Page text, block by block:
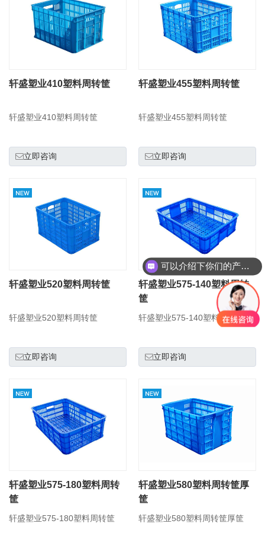
轩盛塑业410塑料周转筐
轩盛塑业410塑料周转筐
立即咨询
轩盛塑业455塑料周转筐
轩盛塑业455塑料周转筐
立即咨询
轩盛塑业520塑料周转筐
轩盛塑业520塑料周转筐
立即咨询
轩盛塑业575-140塑料周转
筐
轩盛塑业575-140塑料周转筐
立即咨询
轩盛塑业575-180塑料周转
筐
轩盛塑业575-180塑料周转筐
轩盛塑业580塑料周转筐厚
筐
轩盛塑业580塑料周转筐厚筐
可以介绍下你们的产品么